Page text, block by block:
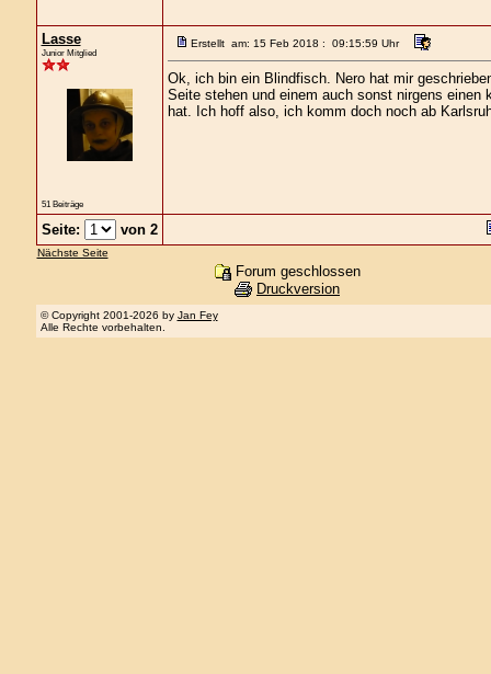
Lasse
Junior Mitglied
51 Beiträge
Erstellt am: 15 Feb 2018 : 09:15:59 Uhr
Ok, ich bin ein Blindfisch. Nero hat mir
Seite stehen und einem auch sonst nirgens einen
hat. Ich hoff also, ich komm doch noch ab
Seite: von 2
Nächste Seite
Forum geschlossen
Druckversion
© Copyright 2001-2026 by Jan Fey
Alle Rechte vorbehalten.